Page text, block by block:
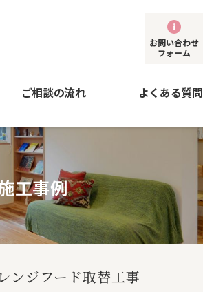
お問い合わせ
フォーム
ご相談の流れ よくある質問
工事例
ンジフード取替工事